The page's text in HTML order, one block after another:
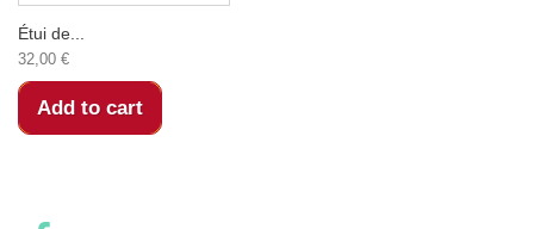
Étui de...
32,00 €
Add to cart